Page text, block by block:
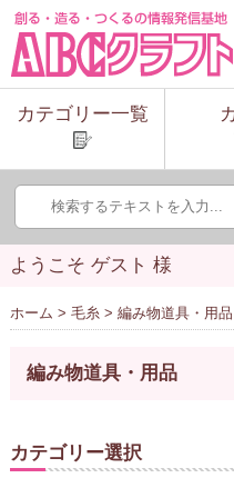
カテゴリー一覧
ようこそ ゲスト 様
ホーム > 毛糸> 編み物道具・用品
編み物道具・用品
カテゴリー選択